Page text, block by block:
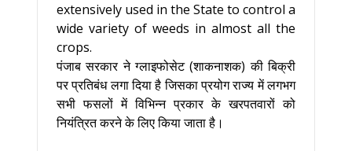
extensively used in the State to control a
wide variety of weeds in almost all the
crops.
पंजाब सरकार ने ग्लाइफोसेट (शाकनाशक) की बिक्री
पर प्रतिबंध लगा दिया है जिसका प्रयोग राज्य में लगभग
सभी फसलों में विभिन्न प्रकार के खरपतवारों को
नियंत्रित करने के लिए किया जाता है।